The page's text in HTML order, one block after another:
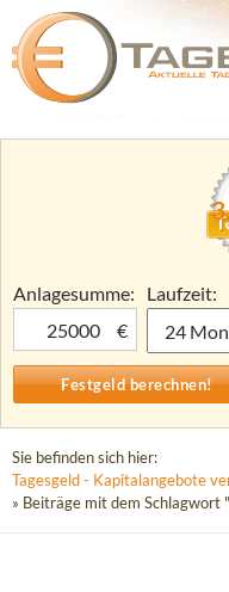
Zum
Anlagesumme:
€
Laufzeit:
Sie befinden sich hier:
Tagesgeld - Kapitalangebote
» Beiträge mit dem Schlagwort